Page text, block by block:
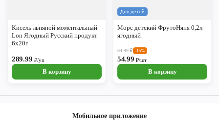
Кисель льняной моментальный
Lon Ягодный Русский продукт
6х20г
289.99 ₽/уп
В корзину
Для детей
Морс детский ФрутоНяня 0,2л
ягодный
64.99₽ -15%
54.99₽/шт
В корзину
Мобильное приложение